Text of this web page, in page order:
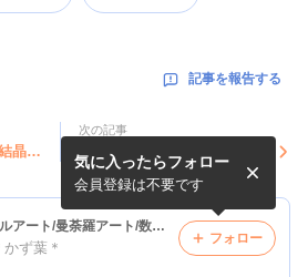
記事を報告する
晶の
次の記事
【グランマイスター講座】結
晶の花アートのご案内
かず葉＊パステルアート/曼荼羅アート/数秘カラー 大阪 兵庫 京阪神 北摂
ず葉＊
気に入ったらフォロー
会員登録は不要です
フォロー